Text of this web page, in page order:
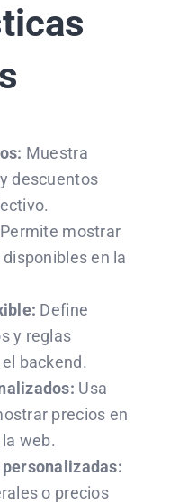
Muestra
descuentos
Permite mostrar
en la
Define
y reglas
backend.
Usa
precios en
web.
o precios